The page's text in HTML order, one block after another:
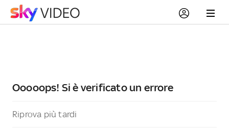
Ooooops! Si è verificato un errore
Riprova più tardi